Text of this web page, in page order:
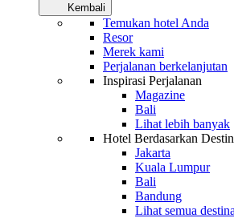
Kembali
Temukan hotel Anda
Resor
Merek kami
Perjalanan berkelanjutan
Inspirasi Perjalanan
Magazine
Bali
Lihat lebih banyak
Hotel Berdasarkan
Jakarta
Kuala Lumpur
Bali
Bandung
Lihat semua